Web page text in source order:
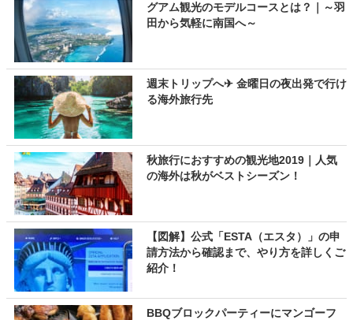
グアム観光のモデルコースとは？｜～羽
田から気軽に南国へ～
週末トリップへ✈ 金曜日の夜出発で行け
る海外旅行先
秋旅行におすすめの観光地2019｜人気
の海外は秋がベストシーズン！
【図解】公式「ESTA（エスタ）」の申
請方法から確認まで、やり方を詳しくご
紹介！
BBQブロックパーティーにマンゴーフ